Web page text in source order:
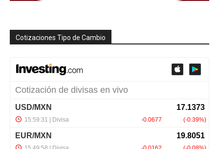
Cotizaciones Tipo de Cambio